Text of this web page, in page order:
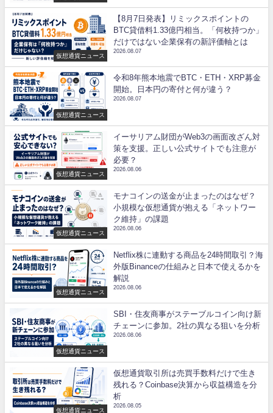
仮想通貨ニュース
【8月7日発表】リミックスポイントの
BTC貸借料1.33億円相当。「何枚持つか」
だけではない企業保有の新評価軸とは
2026.08.07
仮想通貨ニュース
令和8年熊本地震でBTC・ETH・XRP募金
開始。日本円の寄付と何が違う？
2026.08.07
仮想通貨ニュース
イーサリアム財団がWeb3の画面改ざん対
策を支援。正しい公式サイトでも注意が
必要？
2026.08.06
仮想通貨ニュース
モナコインの送金が止まったのはなぜ？
小規模な仮想通貨が抱える「ネットワー
ク維持」の課題
2026.08.06
仮想通貨ニュース
Netflix株に連動する商品を24時間取引？海
外版Binanceの仕組みと日本で使えるかを
解説
2026.08.06
仮想通貨ニュース
SBI・住友商事がステーブルコイン向け新
チェーンに参加。2社の異なる狙いを分析
2026.08.06
仮想通貨ニュース
仮想通貨取引所は売買手数料だけで生き
残れる？Coinbase決算から収益構造を分
析
2026.08.05